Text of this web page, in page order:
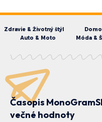
Zdravie & Životný štýl
Auto & Moto
Móda &
Časopis
večné hodnoty